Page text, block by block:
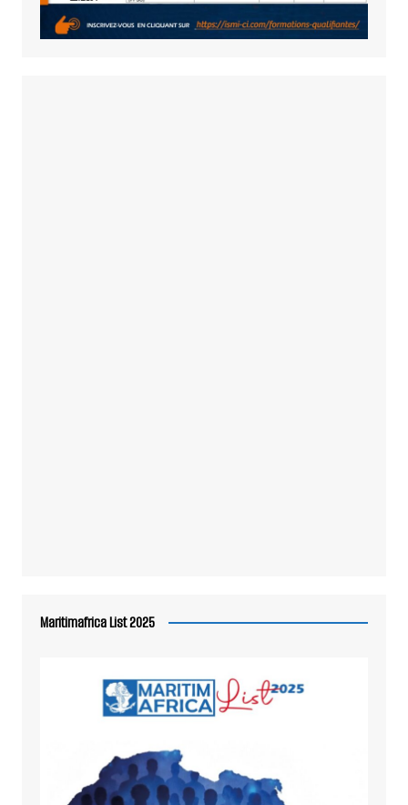
Maritimafrica List 2025